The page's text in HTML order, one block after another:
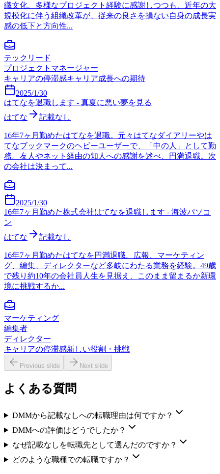
織文化、多様なプロジェクト経験に感謝しつつも、近年の大
規模化に伴う組織改革が、従来の良さを損ない自身の成長実
感の低下と方向性...
テックリード
プロジェクトマネージャー
キャリアの停滞感キャリア成長への期待
2025/1/30
はてなを退職します - 真夏に悪い夢を見る
はてな
記載なし
16年7ヶ月勤めたはてなを退職。元々はてなダイアリーやは
てなブックマークのヘビーユーザーで、「中の人」として勤
務。友人やネット経由の知人への感謝を述べ、円満退職。次
の会社は決まって...
2025/1/30
16年7ヶ月勤めた株式会社はてなを退職します - 海波パソコ
ン
はてな
記載なし
16年7ヶ月勤めたはてなを円満退職。広報、マーケティン
グ、編集、ディレクターなど多岐にわたる業務を経験。49歳
で残り約10年の会社員人生を見据え、このまま留まるか新環
境に挑戦するか...
マーケティング
編集者
ディレクター
キャリアの停滞感新しい役割・挑戦
Previous slide Next slide
よくある質問
DMMから記載なしへの転職理由は何ですか？
DMMへの評価はどうでしたか？
なぜ記載なしを転職先として選んだのですか？
どのような職種での転職ですか？